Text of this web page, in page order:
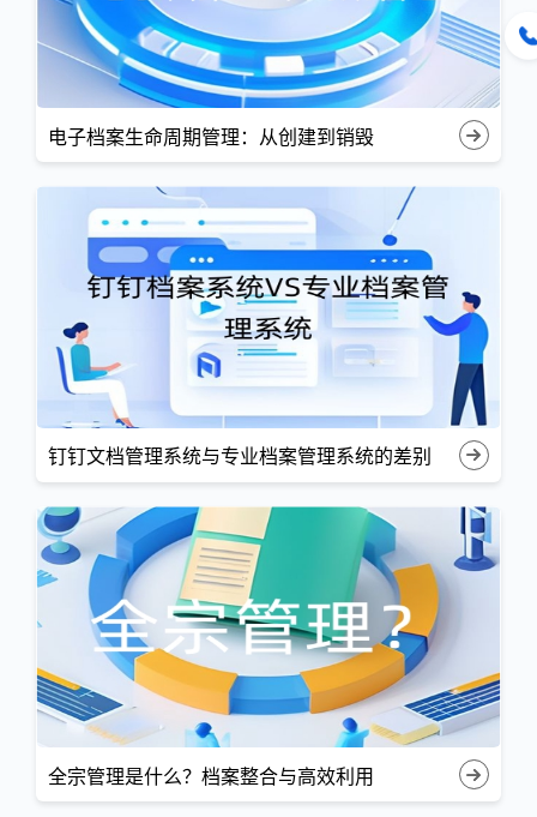
电子档案生命周期管理：从创建到销毁
钉钉文档管理系统与专业档案管理系统的差别
全宗管理是什么？档案整合与高效利用